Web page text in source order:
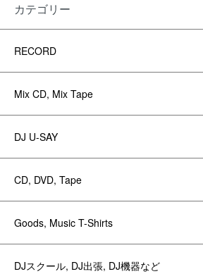
カテゴリー
RECORD
Mix CD, Mix Tape
DJ U-SAY
CD, DVD, Tape
Goods, Music T-Shirts
DJスクール, DJ出張, DJ機器など